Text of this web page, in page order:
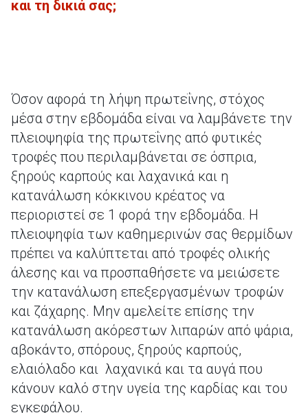
και τη δικιά σας;
Όσον αφορά τη λήψη πρωτεΐνης, στόχος
μέσα στην εβδομάδα είναι να λαμβάνετε την
πλειοψηφία της πρωτεΐνης από φυτικές
τροφές που περιλαμβάνεται σε όσπρια,
ξηρούς καρπούς και λαχανικά και η
κατανάλωση κόκκινου κρέατος να
περιοριστεί σε 1 φορά την εβδομάδα. Η
πλειοψηφία των καθημερινών σας θερμίδων
πρέπει να καλύπτεται από τροφές ολικής
άλεσης και να προσπαθήσετε να μειώσετε
την κατανάλωση επεξεργασμένων τροφών
και ζάχαρης. Μην αμελείτε επίσης την
κατανάλωση ακόρεστων λιπαρών από ψάρια,
αβοκάντο, σπόρους, ξηρούς καρπούς,
ελαιόλαδο και λαχανικά και τα αυγά που
κάνουν καλό στην υγεία της καρδίας και του
εγκεφάλου.